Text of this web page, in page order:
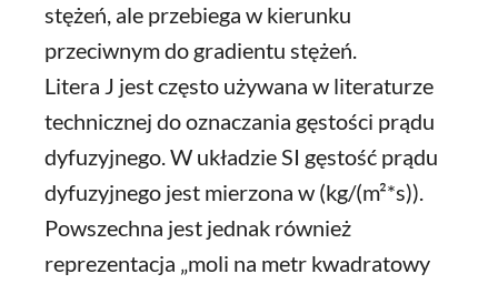
stężeń, ale przebiega w kierunku
przeciwnym do gradientu stężeń.
Litera J jest często używana w literaturze
technicznej do oznaczania gęstości prądu
dyfuzyjnego. W układzie SI gęstość prądu
dyfuzyjnego jest mierzona w (kg/(m²*s)).
Powszechna jest jednak również
reprezentacja „moli na metr kwadratowy